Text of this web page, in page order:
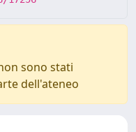
sono stati
dell'ateneo